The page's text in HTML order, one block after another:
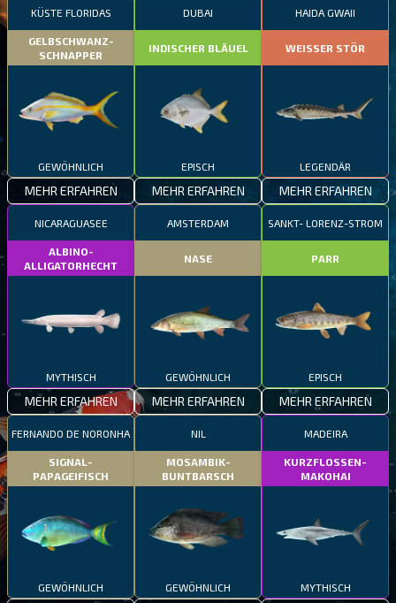
KÜSTE FLORIDAS
GELBSCHWANZ-
SCHNAPPER
GEWÖHNLICH
MEHR ERFAHREN
DUBAI
INDISCHER BLÄUEL
EPISCH
MEHR ERFAHREN
HAIDA GWAII
WEISSER STÖR
LEGENDÄR
MEHR ERFAHREN
NICARAGUASEE
ALBINO-
ALLIGATORHECHT
MYTHISCH
MEHR ERFAHREN
AMSTERDAM
NASE
GEWÖHNLICH
MEHR ERFAHREN
SANKT- LORENZ-STROM
PARR
EPISCH
MEHR ERFAHREN
FERNANDO DE NORONHA
SIGNAL-
PAPAGEIFISCH
GEWÖHNLICH
NIL
MOSAMBIK-
BUNTBARSCH
GEWÖHNLICH
MADEIRA
KURZFLOSSEN-
MAKOHAI
MYTHISCH